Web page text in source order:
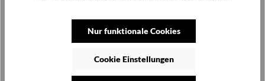
Nur funktionale Cookies
Cookie Einstellungen